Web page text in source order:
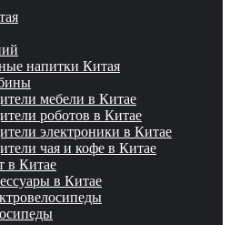
напитки Китая
мебели в Китае
роботов в Китае
электроники в Китае
чая и кофе в Китае
в Китае
в Китае